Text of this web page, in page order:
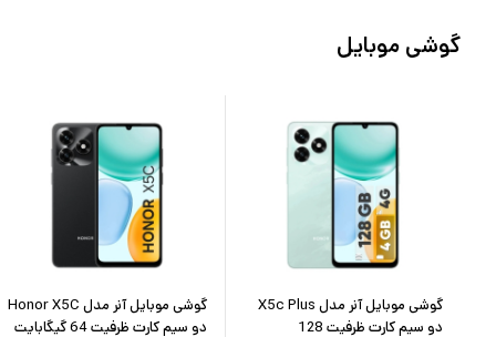
گوشی موبایل
گوشی موبایل آنر مدل X5c Plus
دو سیم کارت ظرفیت 128
گوشی موبایل آنر مدل Honor X5C
دو سیم کارت ظرفیت 64 گیگابایت